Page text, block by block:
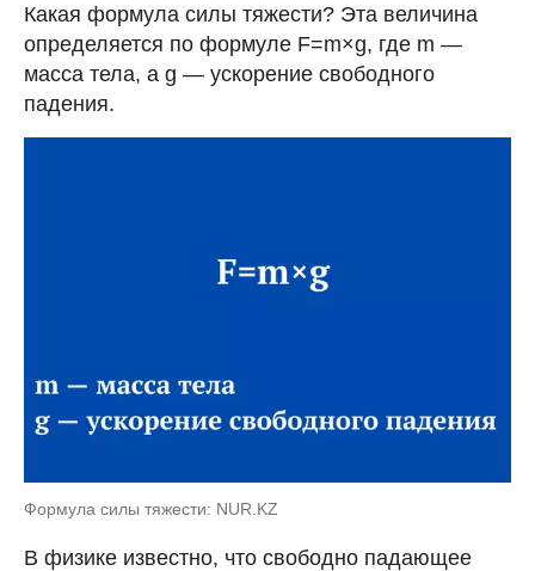
Какая формула силы тяжести? Эта величина
определяется по формуле F=m×g, где m —
масса тела, а g — ускорение свободного
падения.
Формула силы тяжести: NUR.KZ
В физике известно, что свободно падающее